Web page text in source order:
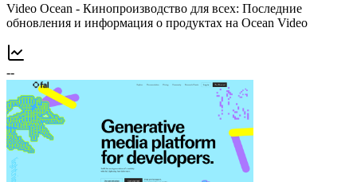
Video Ocean - Кинопроизводство для всех: Последние
обновления и информация о продуктах на Ocean Video
--